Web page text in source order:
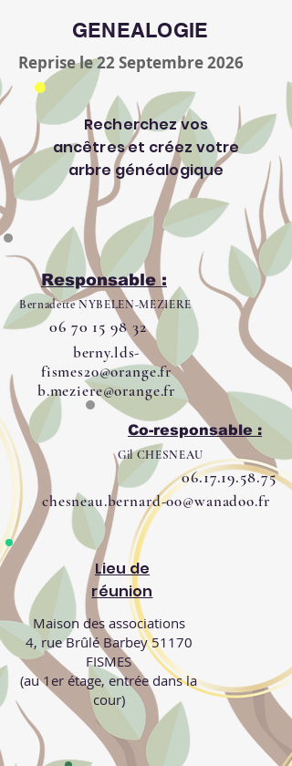
GENEALOGIE
Reprise le 22 Septembre 2026
Recherchez vos
ancêtres et créez votre
arbre généalogique
Responsable :
Bernadette NYBELEN-MEZIERE
06 70 15 98 32
berny.lds-
fismes20@orange.fr
b.meziere@orange.fr
Co-responsable :
Gil CHESNEAU
06.17.19.58.75
chesneau.bernard-00@wanadoo.fr
Lieu de
réunion
Maison des associations
4, rue Brûlé Barbey 51170
FISMES
(au 1er étage, entrée dans la
cour)